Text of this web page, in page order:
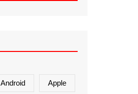
Android Apple